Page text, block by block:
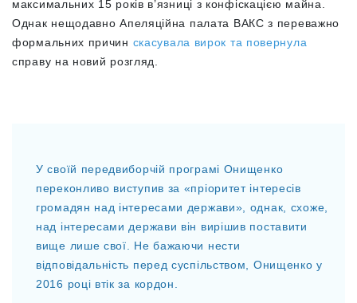
максимальних 15 років в’язниці з конфіскацією майна.
Однак нещодавно Апеляційна палата ВАКС з переважно
формальних причин скасувала вирок та повернула
справу на новий розгляд.
У своїй передвиборчій програмі Онищенко
переконливо виступив за «пріоритет інтересів
громадян над інтересами держави», однак, схоже,
над інтересами держави він вирішив поставити
вище лише свої. Не бажаючи нести
відповідальність перед суспільством, Онищенко у
2016 році втік за кордон.